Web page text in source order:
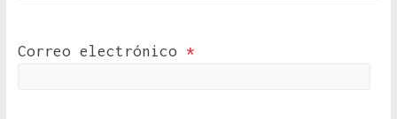
Correo electrónico *